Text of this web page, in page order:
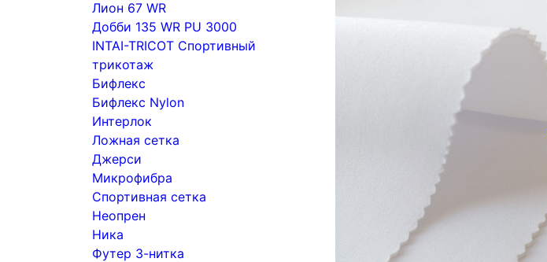
Лион 67 WR
Добби 135 WR PU 3000
INTAI-TRICOT Спортивный
трикотаж
Бифлекс
Бифлекс Nylon
Интерлок
Ложная сетка
Джерси
Микрофибра
Спортивная сетка
Неопрен
Ника
Футер 3-нитка